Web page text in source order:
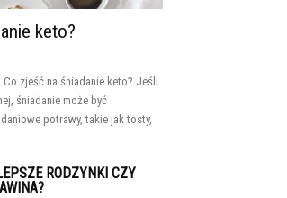
keto?
zjeść na śniadanie keto? Jeśli
śniadanie może być
potrawy, takie jak tosty,
RODZYNKI CZY